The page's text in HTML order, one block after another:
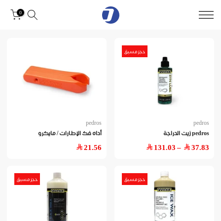
0
حجز مسبق
pedros
pedros زيت الدراجة
37.83
– 131.03
pedros
أداه فك الإطارات / مايكرو
21.56
حجز مسبق حجز مسبق